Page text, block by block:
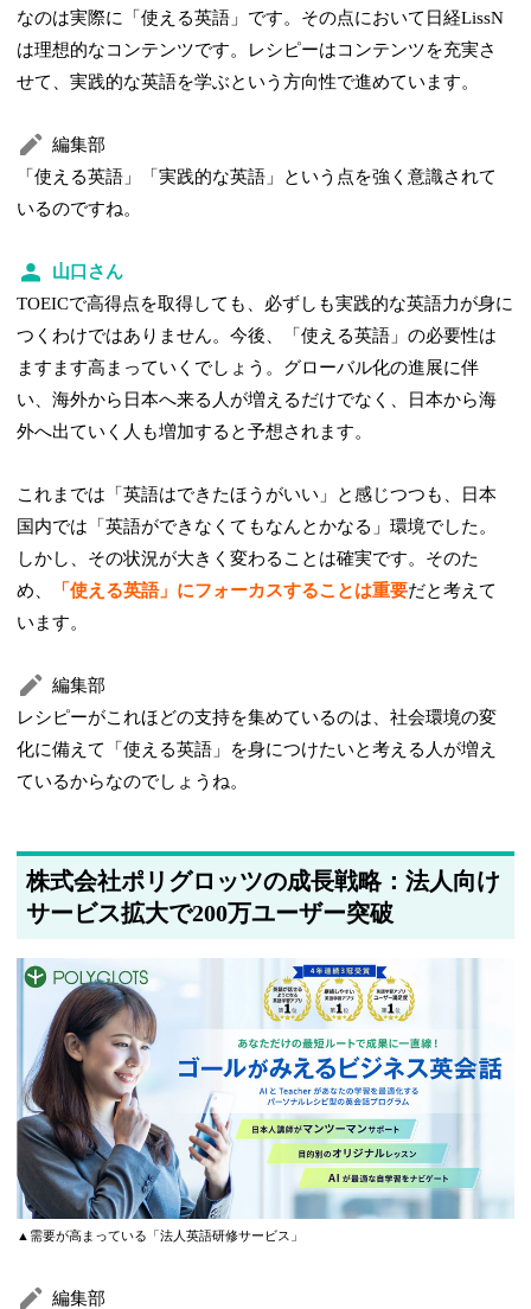
なのは実際に「使える英語」です。その点において日経LissN
は理想的なコンテンツです。レシピーはコンテンツを充実さ
せて、実践的な英語を学ぶという方向性で進めています。
編集部
「使える英語」「実践的な英語」という点を強く意識されて
いるのですね。
山口さん
TOEICで高得点を取得しても、必ずしも実践的な英語力が身に
つくわけではありません。今後、「使える英語」の必要性は
ますます高まっていくでしょう。グローバル化の進展に伴
い、海外から日本へ来る人が増えるだけでなく、日本から海
外へ出ていく人も増加すると予想されます。
これまでは「英語はできたほうがいい」と感じつつも、日本
国内では「英語ができなくてもなんとかなる」環境でした。
しかし、その状況が大きく変わることは確実です。そのた
め、
「使える英語」にフォーカスすることは重要だと考えて
います。
編集部
レシピーがこれほどの支持を集めているのは、社会環境の変
化に備えて「使える英語」を身につけたいと考える人が増え
ているからなのでしょうね。
株式会社ポリグロッツの成長戦略：法人向け
サービス拡大で200万ユーザー突破
▲需要が高まっている「法人英語研修サービス」
編集部